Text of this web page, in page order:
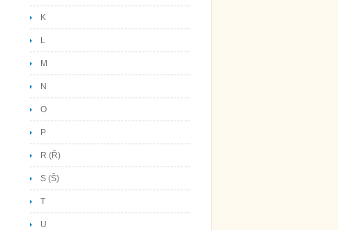
K
L
M
N
O
P
R (Ř)
S (Š)
T
U